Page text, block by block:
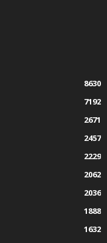
8630
7192
2671
2457
2229
2062
2036
1888
1632